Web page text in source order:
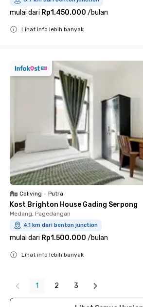
mulai dari Rp1.450.000 /bulan
Lihat info lebih banyak
Coliving • Putra
Kost Brighton House Gading Serpong
Medang, Pagedangan
4.1 km dari benton junction
mulai dari Rp1.500.000 /bulan
Lihat info lebih banyak
1 2 3